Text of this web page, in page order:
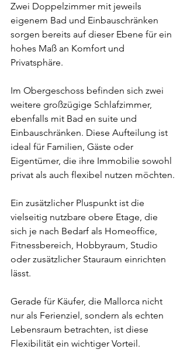
Zwei Doppelzimmer mit jeweils
eigenem Bad und Einbauschränken
sorgen bereits auf dieser Ebene für ein
hohes Maß an Komfort und
Privatsphäre.
Im Obergeschoss befinden sich zwei
weitere großzügige Schlafzimmer,
ebenfalls mit Bad en suite und
Einbauschränken. Diese Aufteilung ist
ideal für Familien, Gäste oder
Eigentümer, die ihre Immobilie sowohl
privat als auch flexibel nutzen möchten.
Ein zusätzlicher Pluspunkt ist die
vielseitig nutzbare obere Etage, die
sich je nach Bedarf als Homeoffice,
Fitnessbereich, Hobbyraum, Studio
oder zusätzlicher Stauraum einrichten
lässt.
Gerade für Käufer, die Mallorca nicht
nur als Ferienziel, sondern als echten
Lebensraum betrachten, ist diese
Flexibilität ein wichtiger Vorteil.